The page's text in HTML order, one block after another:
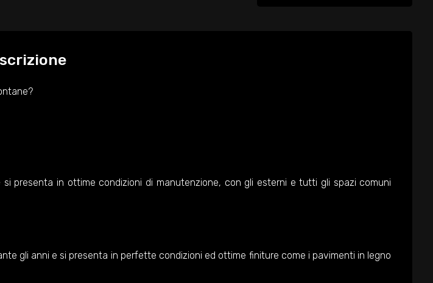
presenta in ottime condizioni di manutenzione, con gli esterni e tutti gli spazi comuni
gli anni e si presenta in perfette condizioni ed ottime finiture come i pavimenti in legno